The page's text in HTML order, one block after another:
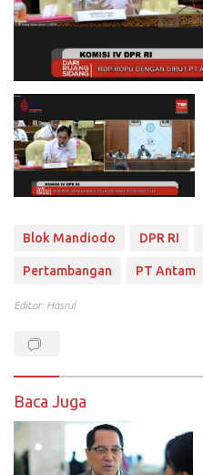
Blok Mandiodo DPR RI
Pertambangan PT Antam
Editor: Hasrul
Baca Juga